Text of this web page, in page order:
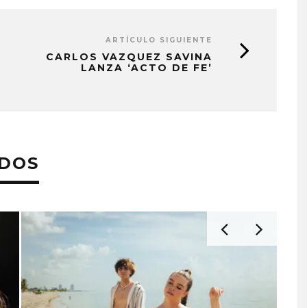
ARTÍCULO SIGUIENTE
CARLOS VAZQUEZ SAVINA
LANZA ‘ACTO DE FE’
ÁLBUM ‘SE
TARDE’
7 AGOSTO, 2026